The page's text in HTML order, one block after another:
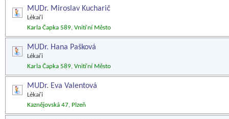
MUDr. Miroslav Kucharič
Lékaři
Karla Čapka 589, Vnitřní Město
MUDr. Hana Pašková
Lékaři
Karla Čapka 589, Vnitřní Město
MUDr. Eva Valentová
Lékaři
Kaznějovská 47, Plzeň